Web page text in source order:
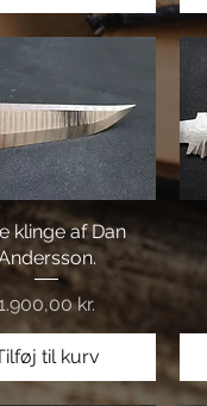
klinge af Dan
kr.
til kurv